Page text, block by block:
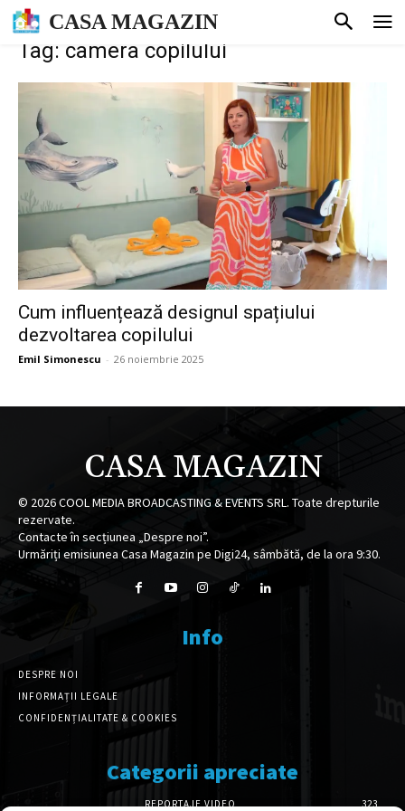
CASA MAGAZIN
Tag: camera copilului
Cum influențează designul spațiului
dezvoltarea copilului
Emil Simonescu - 26 noiembrie 2025
CASA MAGAZIN
© 2026COOL MEDIA BROADCASTING & EVENTS SRL. Toate drepturile
rezervate.
Contacte în secțiunea „Despre noi”.
Urmăriți emisiunea Casa Magazin pe Digi24, sâmbătă, de la ora 9:30.
Info
DESPRE NOI
INFORMAȚII LEGALE
CONFIDENȚIALITATE & COOKIES
Categorii apreciate
REPORTAJE VIDEO 323